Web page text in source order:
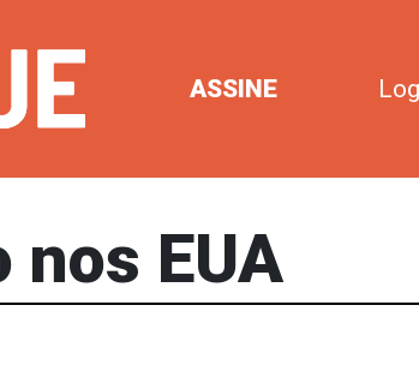
ASSINE
nos EUA